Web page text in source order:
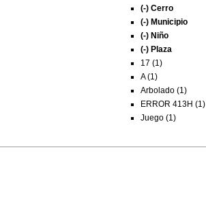
(-) Cerro
(-) Municipio
(-) Niño
(-) Plaza
17 (1)
A (1)
Arbolado (1)
ERROR 413H (1)
Juego (1)